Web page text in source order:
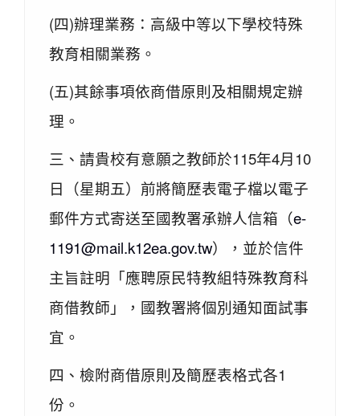
(四)辦理業務：高級中等以下學校特殊
教育相關業務。
(五)其餘事項依商借原則及相關規定辦
理。
三、請貴校有意願之教師於115年4月10
日（星期五）前將簡歷表電子檔以電子
郵件方式寄送至國教署承辦人信箱（e-
1191@mail.k12ea.gov.tw），並於信件
主旨註明「應聘原民特教組特殊教育科
商借教師」，國教署將個別通知面試事
宜。
四、檢附商借原則及簡歷表格式各1
份。